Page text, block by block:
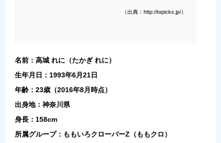
（出典：http://topicks.jp/）
名前：高城 れに（たかぎ れに）
生年月日：1993年6月21日
年齢：23歳（2016年8月時点）
出身地：神奈川県
身長：158cm
所属グループ：ももいろクローバーZ（ももクロ）